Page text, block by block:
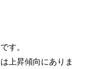
す。
上昇傾向にありま